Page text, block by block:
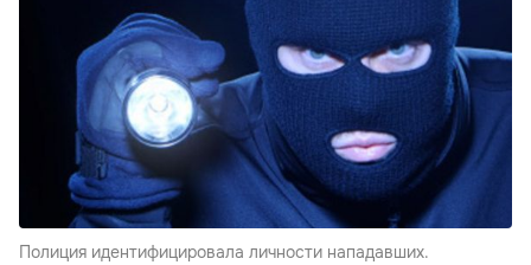
Полиция идентифицировала личности нападавших.